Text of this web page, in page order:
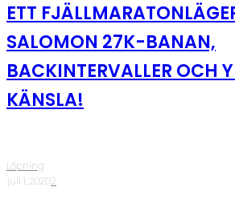
ETT
SALOMON 27K-BANAN,
BACKINTERVALLER OCH
KÄNSLA!
Löpning
·juli 1, 2020·2